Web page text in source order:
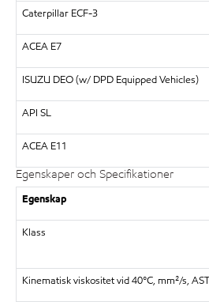
Caterpillar ECF-3
ACEA E7
ISUZU DEO (w/ DPD Equipped Vehicles)
API SL
ACEA E11
Egenskaper och Specifikationer
Egenskap
Klass
Kinematisk viskositet vid 40°C, mm²/s,